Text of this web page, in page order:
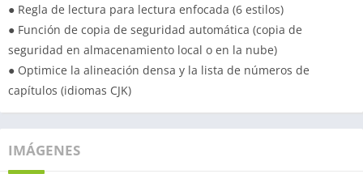
● Regla de lectura para lectura enfocada (6 estilos)
● Función de copia de seguridad automática (copia de
seguridad en almacenamiento local o en la nube)
● Optimice la alineación densa y la lista de números de
capítulos (idiomas CJK)
IMÁGENES